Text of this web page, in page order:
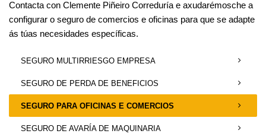
SEGURO MULTIRRIESGO EMPRESA
SEGURO DE PERDA DE BENEFICIOS
SEGURO PARA OFICINAS E COMERCIOS
SEGURO DE AVARÍA DE MAQUINARIA
Contacta con Clemente Piñeiro Correduría e axudarémosche a
configurar o seguro de comercios e oficinas para que se adapte
ás túas necesidades específicas.